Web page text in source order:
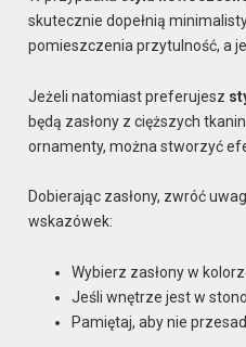
skutecznie dopełnią
pomieszczenia przytulność, a
Jeżeli natomiast preferujesz
będą zasłony z cięższych
ornamenty, można stworzyć
Dobierając zasłony, zwróć
wskazówek:
Wybierz zasłony w
Jeśli wnętrze jest w
Pamiętaj, aby nie